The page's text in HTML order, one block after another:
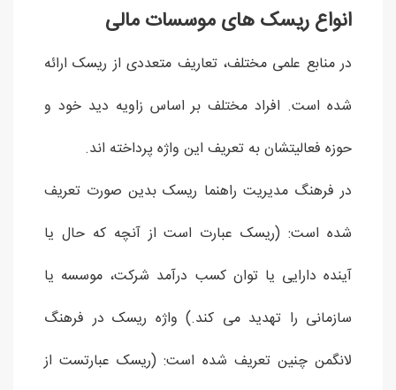
انواع ریسک های موسسات مالی
در منابع علمی مختلف، تعاریف متعددی از ریسک ارائه
شده است. افراد مختلف بر اساس زاویه دید خود و
حوزه فعالیتشان به تعریف این واژه پرداخته اند.
در فرهنگ مدیریت راهنما ریسک بدین صورت تعریف
شده است: (ریسک عبارت است از آنچه که حال یا
آینده دارایی یا توان کسب درآمد شرکت، موسسه یا
سازمانی را تهدید می کند.) واژه ریسک در فرهنگ
لانگمن چنین تعریف شده است: (ریسک عبارتست از